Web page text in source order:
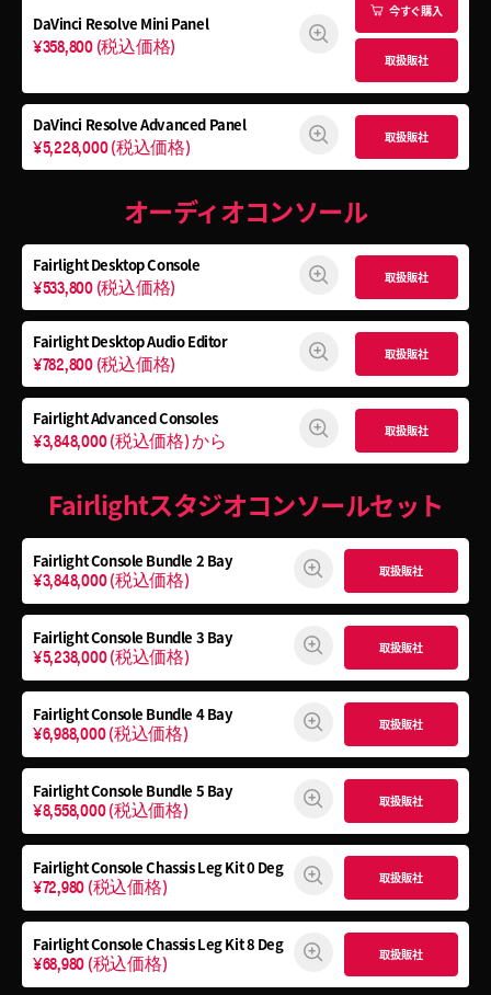
DaVinci Resolve Mini Panel
¥358,800 (税込価格)
今すぐ購入
取扱販社
DaVinci Resolve Advanced Panel
¥5,228,000(税込価格) 取扱販社
オーディオコンソール
Fairlight Desktop Console
¥533,800 (税込価格) 取扱販社
Fairlight Desktop Audio Editor
¥782,800 (税込価格) 取扱販社
Fairlight Advanced Consoles
¥3,848,000(税込価格)から 取扱販社
Fairlightスタジオコンソールセット
Fairlight Console Bundle 2 Bay
¥3,848,000(税込価格) 取扱販社
Fairlight Console Bundle 3 Bay
¥5,238,000(税込価格) 取扱販社
Fairlight Console Bundle 4 Bay
¥6,988,000(税込価格) 取扱販社
Fairlight Console Bundle 5 Bay
¥8,558,000(税込価格) 取扱販社
Fairlight ConsoleChassis Leg Kit 0 Deg
¥72,980 (税込価格) 取扱販社
Fairlight ConsoleChassis Leg Kit 8 Deg
¥68,980 (税込価格) 取扱販社